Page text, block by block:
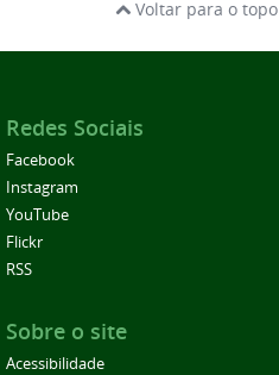
Voltar para o topo
Redes Sociais
Facebook
Instagram
YouTube
Flickr
RSS
Sobre o site
Acessibilidade